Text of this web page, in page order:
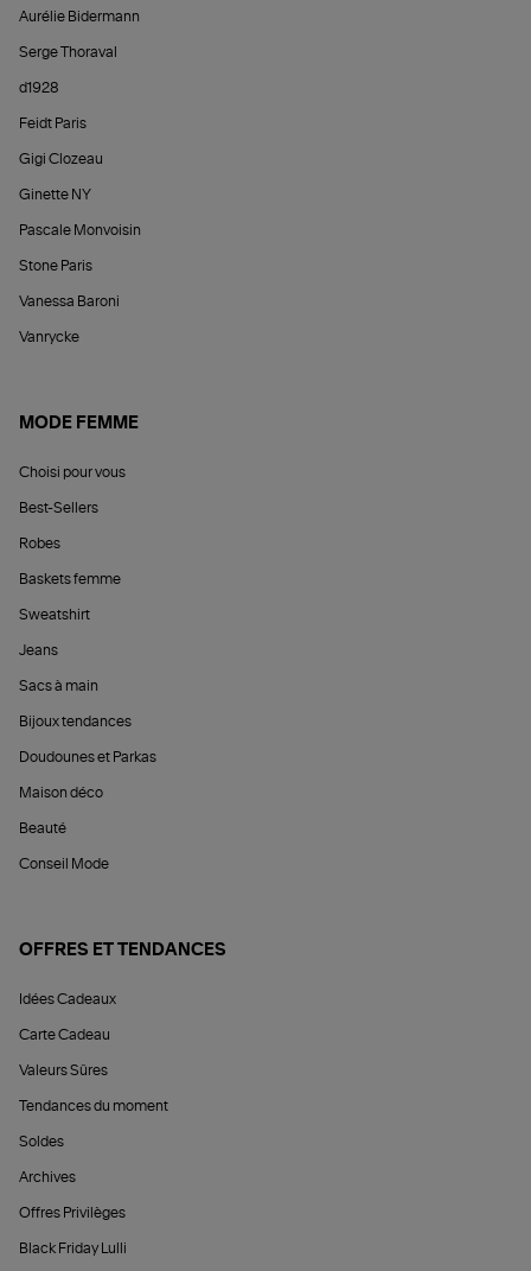
Aurélie Bidermann
Serge Thoraval
d1928
Feidt Paris
Gigi Clozeau
Ginette NY
Pascale Monvoisin
Stone Paris
Vanessa Baroni
Vanrycke
MODE FEMME
Choisi pour vous
Best-Sellers
Robes
Baskets femme
Sweatshirt
Jeans
Sacs à main
Bijoux tendances
Doudounes et Parkas
Maison déco
Beauté
Conseil Mode
OFFRES ET TENDANCES
Idées Cadeaux
Carte Cadeau
Valeurs Sûres
Tendances du moment
Soldes
Archives
Offres Privilèges
Black Friday Lulli